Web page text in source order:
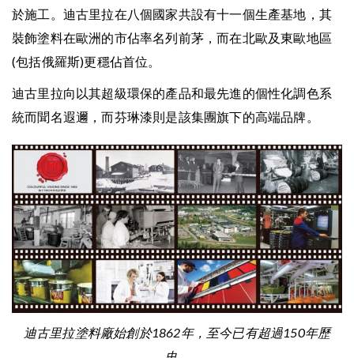
於施工。迪古里拉在八個國家共設有十一個生產基地，其
裝飾塗料在歐洲的市佔率名列前茅，而在北歐及東歐地區
(包括俄羅斯)更穩佔首位。
迪古里拉向以其超級環保的產品和最先進的個性化調色系
統而聞名遐邇，而芬琳漆則是該集團旗下的高端品牌。
迪古里拉塗料廠始創於1862年，至今已有超過150年歷